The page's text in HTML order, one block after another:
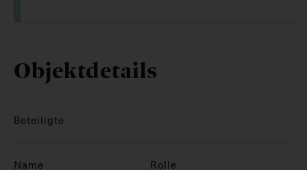
Objektdetails
Beteiligte
Name Rolle